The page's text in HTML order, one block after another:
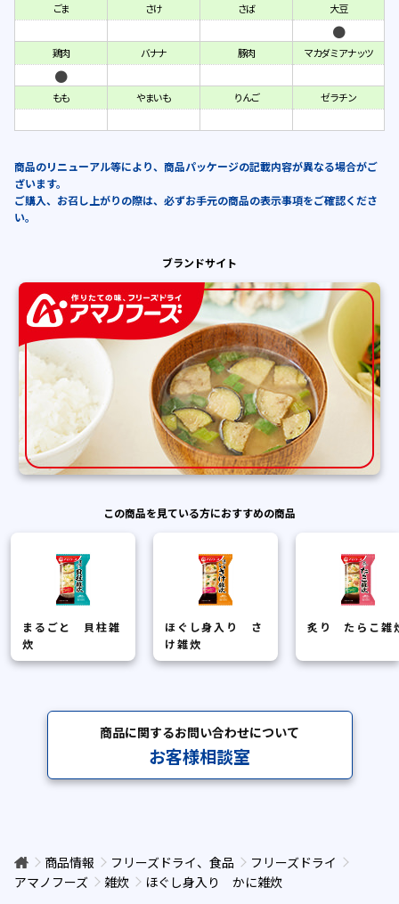
ごま さけ さば 大豆
鶏肉 バナナ 豚肉 マカダミアナッツ
もも やまいも りんご ゼラチン
商品のリニューアル等により、商品パッケージの記載内容が異なる場合がご
ざいます。
ご購入、お召し上がりの際は、必ずお手元の商品の表示事項をご確認くださ
い。
ブランドサイト
この商品を見ている方におすすめの商品
まるごと 貝柱雑
炊
ほぐし身入り さ
け雑炊
炙り たらこ雑
商品に関するお問い合わせについて
お客様相談室
商品情報 フリーズドライ、食品
フリーズドライ
アマノフーズ
雑炊 ほぐし身入り かに雑炊